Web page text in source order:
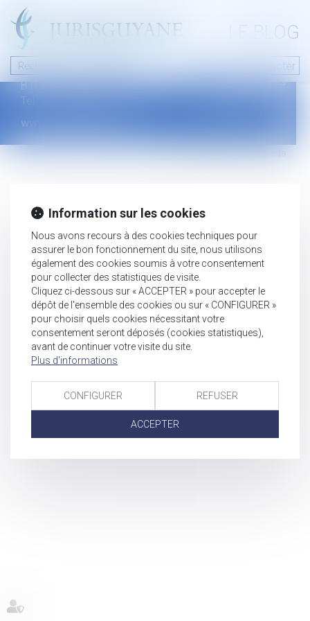
LE BLOG
Nous contacter
46 avenue de la liberté
B.P.315 - 97327 Cayenne Cedex
Tel : +594 594 29 45 35
www.jurisguyane.com
Mentions légales
Information sur les cookies
Nous avons recours à des cookies techniques pour
assurer le bon fonctionnement du site, nous utilisons
également des cookies soumis à votre consentement
pour collecter des statistiques de visite.
Cliquez ci-dessous sur « ACCEPTER » pour accepter le
dépôt de l'ensemble des cookies ou sur « CONFIGURER »
pour choisir quels cookies nécessitant votre
consentement seront déposés (cookies statistiques),
avant de continuer votre visite du site.
Plus d'informations
CONFIGURER REFUSER
ACCEPTER